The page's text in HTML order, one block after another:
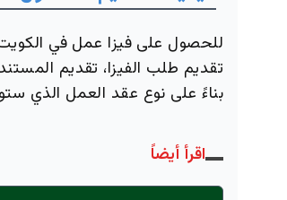
للحصول على فيزا عمل في
تقديم طلب الفيزا، تقديم
بناءً على نوع عقد العمل الذي
اقرأ أيضاً